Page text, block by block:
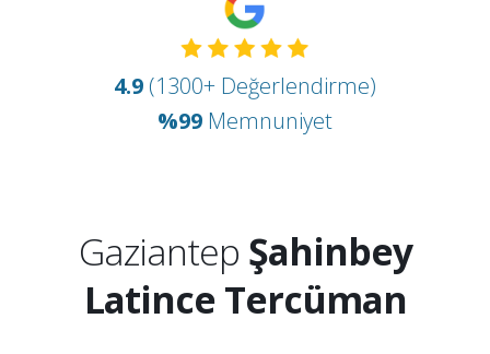
4.9 (1300+ Değerlendirme)
%99 Memnuniyet
Gaziantep Şahinbey
Latince Tercüman